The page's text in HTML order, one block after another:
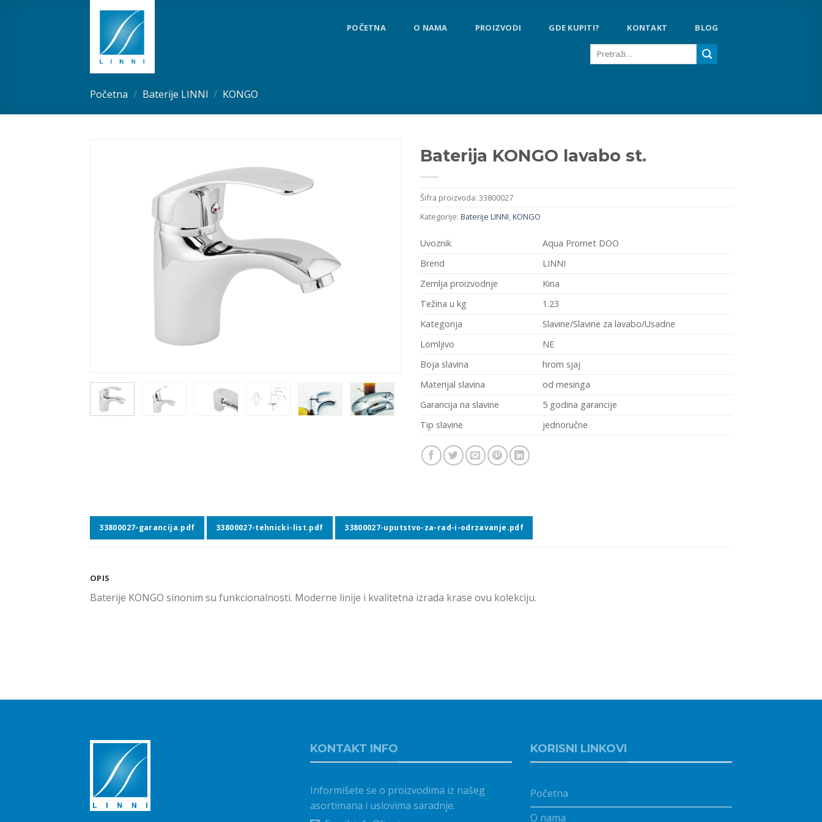
POČETNA O NAMA PROIZVODI GDE KUPITI? KONTAKT BLOG
Pretraga
Početna / Baterije LINNI / KONGO
Baterija KONGO lavabo st.
Šifra proizvoda: 33800027
Kategorije: Baterije LINNI,KONGO
Uvoznik
Aqua Promet DOO
Brend
LINNI
Zemlja proizvodnje
Kina
Težina u kg
1.23
Kategorija
Slavine/Slavine za lavabo/Usadne
Lomljivo
NE
Boja slavina
hrom sjaj
Materijal slavina
od mesinga
Garancija na slavine
5 godina garancije
Tip slavine
jednoručne
33800027-garancija.pdf 33800027-tehnicki-list.pdf 33800027-uputstvo-za-rad-i-odrzavanje.pdf
OPIS
Baterije KONGO sinonim su funkcionalnosti. Moderne linije i kvalitetna izrada krase ovu kolekciju.
KONTAKT INFO
Informišete se o proizvodima iz našeg
asortimana i uslovima saradnje.
KORISNI LINKOVI
Početna
O nama